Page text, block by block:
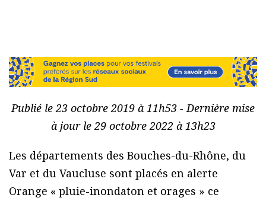
Publié le 23 octobre 2019 à 11h53 - Dernière mise
à jour le 29 octobre 2022 à 13h23
Les départements des Bouches-du-Rhône, du
Var et du Vaucluse sont placés en alerte
Orange « pluie-inondaton et orages » ce